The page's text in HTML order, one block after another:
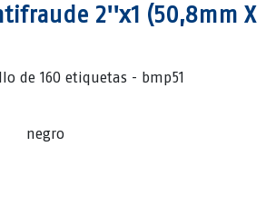
2''x1 (50,8mm X
de 160 etiquetas - bmp51
negro